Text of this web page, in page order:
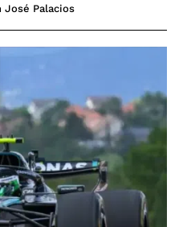
José Palacios